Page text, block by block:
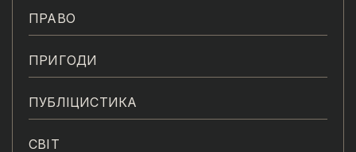
ПРАВО
ПРИГОДИ
ПУБЛІЦИСТИКА
СВІТ